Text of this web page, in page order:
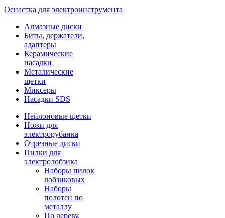
Оснастка для электроинструмента
Алмазные диски
Биты, держатели,
адаптеры
Керамические
насадки
Металические
щетки
Миксеры
Насадки SDS
Нейлоновые щетки
Ножи для
электрорубанка
Отрезные диски
Пилки для
электролобзика
Наборы пилок
лобзиковых
Наборы
полотен по
металлу
По дереву,